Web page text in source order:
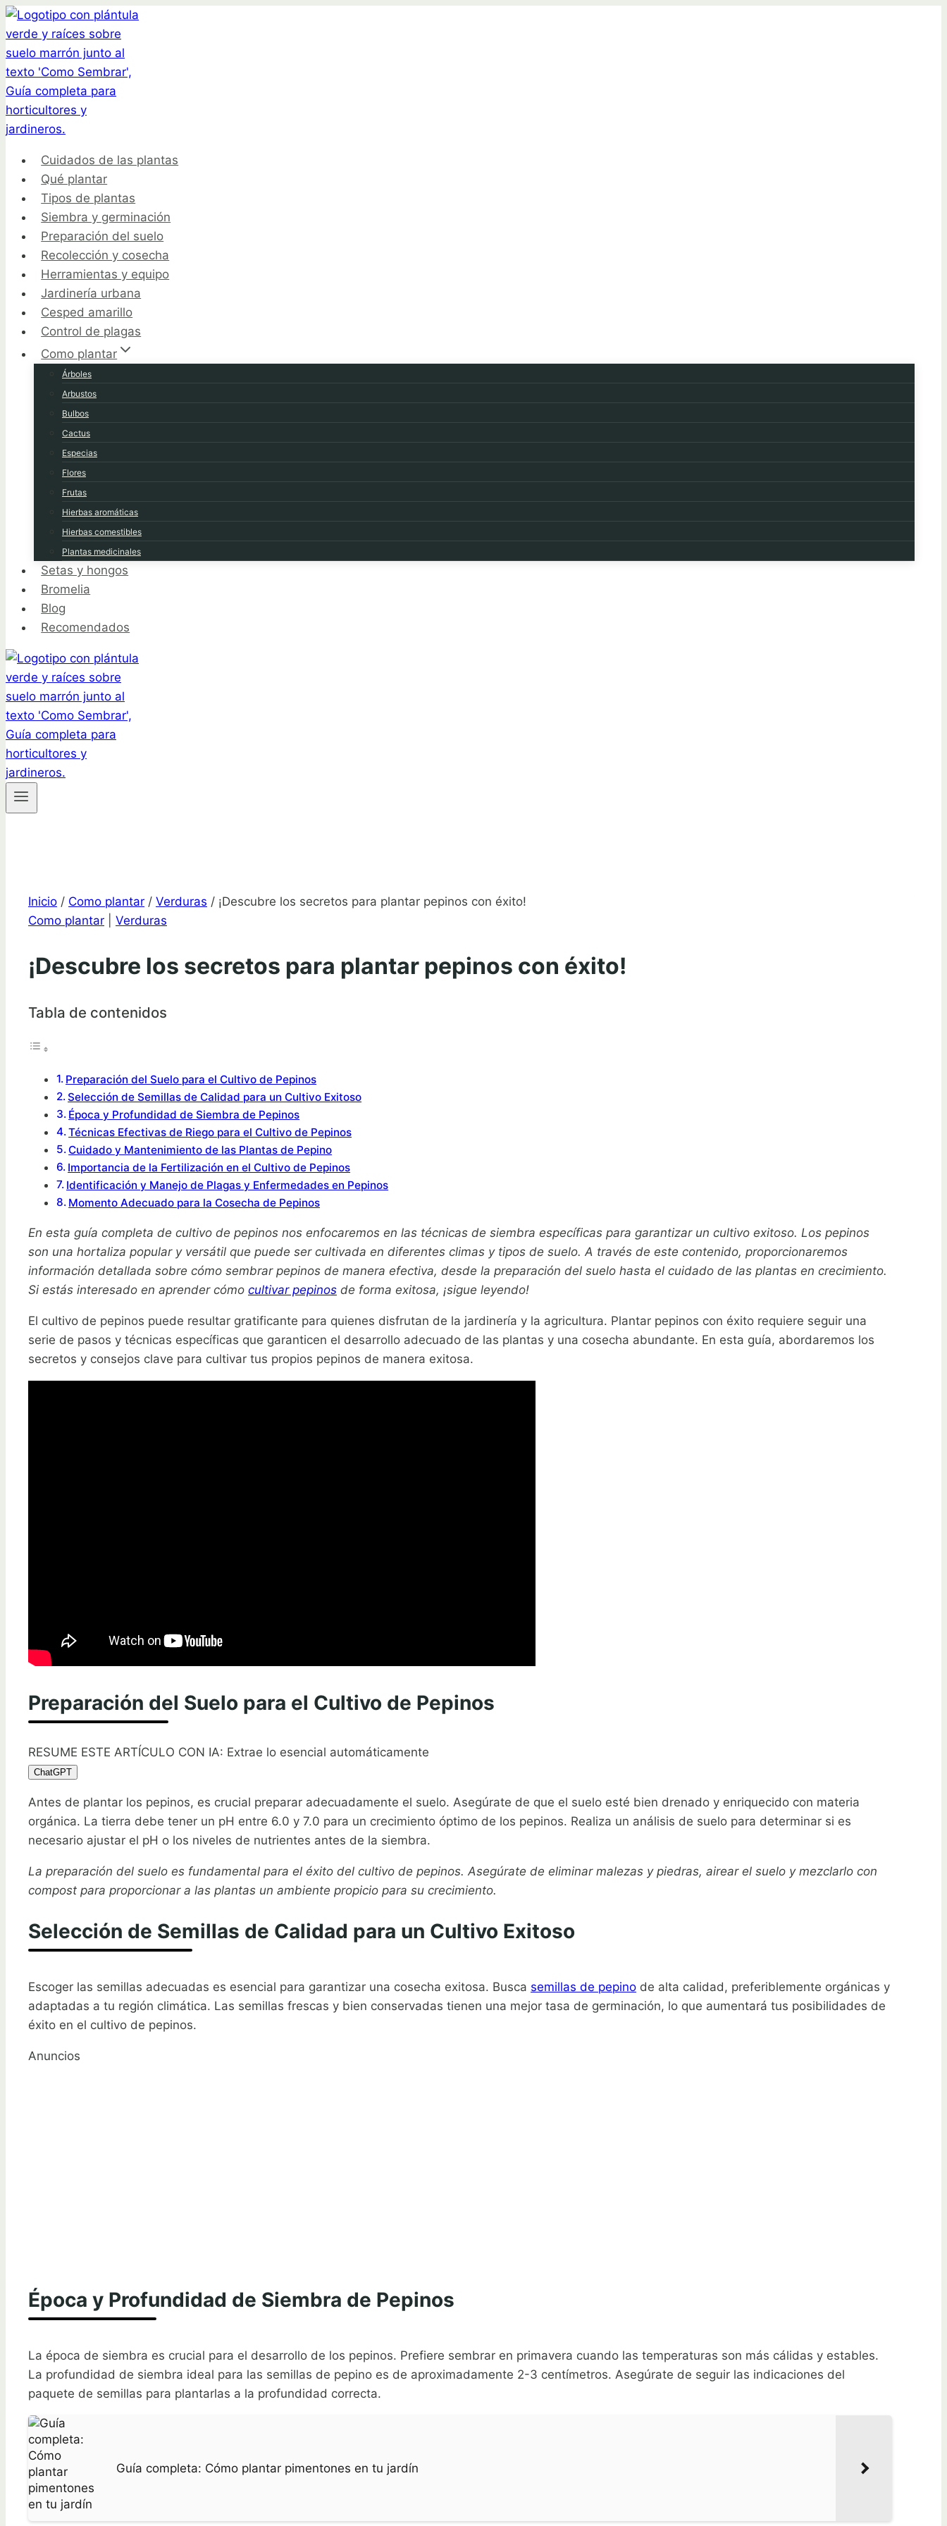
Saltar
al
contenido
Cuidados de las plantas
Qué plantar
Tipos de plantas
Siembra y germinación
Preparación del suelo
Recolección y cosecha
Herramientas y equipo
Jardinería urbana
Cesped amarillo
Control de plagas
Como plantar
Árboles
Arbustos
Bulbos
Cactus
Especias
Flores
Frutas
Hierbas aromáticas
Hierbas comestibles
Plantas medicinales
Setas y hongos
Bromelia
Blog
Recomendados
Inicio / Como plantar / Verduras / ¡Descubre los secretos para plantar pepinos con éxito!
Como plantar
Verduras
¡Descubre los secretos para plantar pepinos con éxito!
Tabla de contenidos
Preparación del Suelo para el Cultivo de Pepinos
Selección de Semillas de Calidad para un Cultivo Exitoso
Época y Profundidad de Siembra de Pepinos
Técnicas Efectivas de Riego para el Cultivo de Pepinos
Cuidado y Mantenimiento de las Plantas de Pepino
Importancia de la Fertilización en el Cultivo de Pepinos
Identificación y Manejo de Plagas y Enfermedades en Pepinos
Momento Adecuado para la Cosecha de Pepinos
En esta guía completa de cultivo de pepinos nos enfocaremos en las técnicas de siembra específicas para garantizar un cultivo exitoso. Los pepinos
son una hortaliza popular y versátil que puede ser cultivada en diferentes climas y tipos de suelo. A través de este contenido, proporcionaremos
información detallada sobre cómo sembrar pepinos de manera efectiva, desde la preparación del suelo hasta el cuidado de las plantas en crecimiento.
Si estás interesado en aprender cómo cultivar pepinos de forma exitosa, ¡sigue leyendo!
El cultivo de pepinos puede resultar gratificante para quienes disfrutan de la jardinería y la agricultura. Plantar pepinos con éxito requiere seguir una
serie de pasos y técnicas específicas que garanticen el desarrollo adecuado de las plantas y una cosecha abundante. En esta guía, abordaremos los
secretos y consejos clave para cultivar tus propios pepinos de manera exitosa.
Preparación del Suelo para el Cultivo de Pepinos
RESUME ESTE ARTÍCULO CON IA: Extrae lo esencial automáticamente
ChatGPT
Antes de plantar los pepinos, es crucial preparar adecuadamente el suelo. Asegúrate de que el suelo esté bien drenado y enriquecido con materia
orgánica. La tierra debe tener un pH entre 6.0 y 7.0 para un crecimiento óptimo de los pepinos. Realiza un análisis de suelo para determinar si es
necesario ajustar el pH o los niveles de nutrientes antes de la siembra.
La preparación del suelo es fundamental para el éxito del cultivo de pepinos. Asegúrate de eliminar malezas y piedras, airear el suelo y mezclarlo con
compost para proporcionar a las plantas un ambiente propicio para su crecimiento.
Selección de Semillas de Calidad para un Cultivo Exitoso
Escoger las semillas adecuadas es esencial para garantizar una cosecha exitosa. Busca semillas de pepino de alta calidad, preferiblemente orgánicas y
adaptadas a tu región climática. Las semillas frescas y bien conservadas tienen una mejor tasa de germinación, lo que aumentará tus posibilidades de
éxito en el cultivo de pepinos.
Anuncios
Época y Profundidad de Siembra de Pepinos
La época de siembra es crucial para el desarrollo de los pepinos. Prefiere sembrar en primavera cuando las temperaturas son más cálidas y estables.
La profundidad de siembra ideal para las semillas de pepino es de aproximadamente 2-3 centímetros. Asegúrate de seguir las indicaciones del
paquete de semillas para plantarlas a la profundidad correcta.
Guía completa: Cómo plantar pimentones en tu jardín